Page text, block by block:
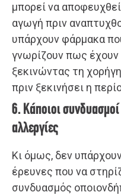
μπορεί να
αγωγή πριν
υπάρχουν φάρμακα
γνωρίζουν πως έχουν
ξεκινώντας τη
πριν ξεκινήσει η
6. Κάποιοι
αλλεργίες
Κι όμως, δεν
έρευνες που να
συνδυασμός